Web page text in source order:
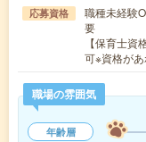
応募資格
職種未経験
要
【保育士
可※資格が
職場の雰囲気
年齢層